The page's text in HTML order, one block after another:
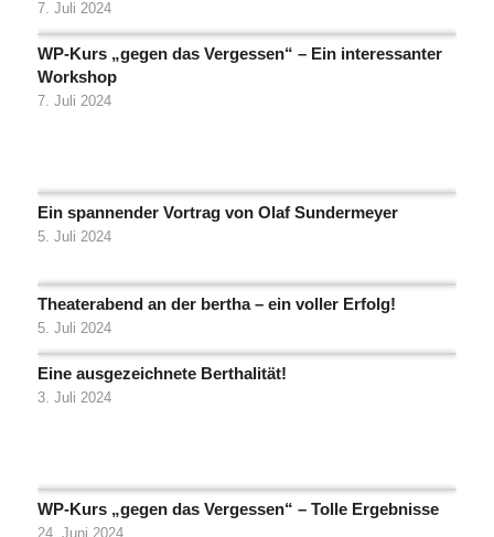
7. Juli 2024
WP-Kurs „gegen das Vergessen“ – Ein interessanter
Workshop
7. Juli 2024
Ein spannender Vortrag von Olaf Sundermeyer
5. Juli 2024
Theaterabend an der bertha – ein voller Erfolg!
5. Juli 2024
Eine ausgezeichnete Berthalität!
3. Juli 2024
WP-Kurs „gegen das Vergessen“ – Tolle Ergebnisse
24. Juni 2024